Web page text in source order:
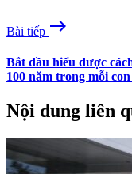
Bài tiếp east
Bắt đầu hiểu được
100 năm trong mỗi
Nội dung liên